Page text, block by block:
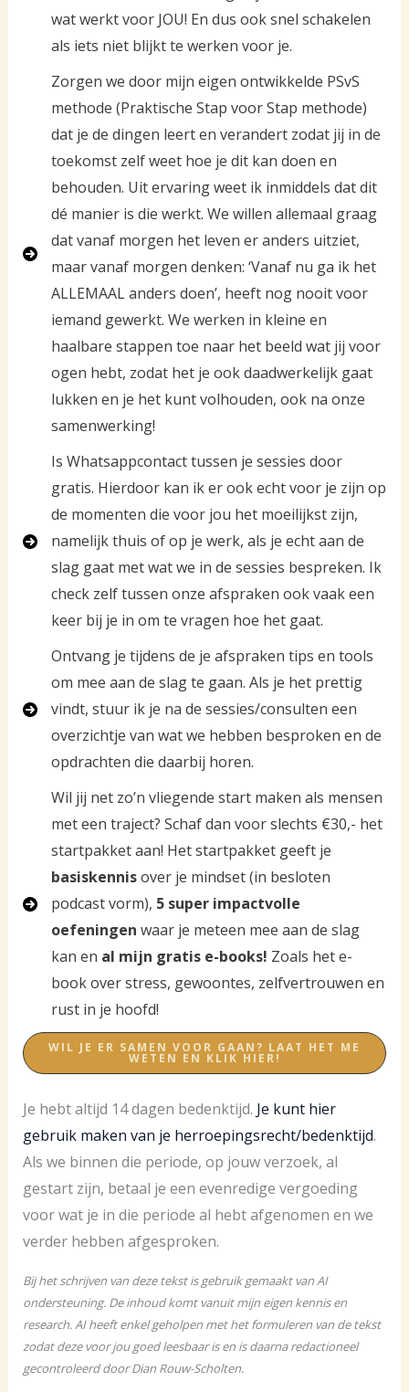
wat werkt voor JOU! En dus ook snel schakelen
als iets niet blijkt te werken voor je.
Zorgen we door mijn eigen ontwikkelde PSvS
methode (Praktische Stap voor Stap methode)
dat je de dingen leert en verandert zodat jij in de
toekomst zelf weet hoe je dit kan doen en
behouden. Uit ervaring weet ik inmiddels dat dit
dé manier is die werkt. We willen allemaal graag
dat vanaf morgen het leven er anders uitziet,
maar vanaf morgen denken: ‘Vanaf nu ga ik het
ALLEMAAL anders doen’, heeft nog nooit voor
iemand gewerkt. We werken in kleine en
haalbare stappen toe naar het beeld wat jij voor
ogen hebt, zodat het je ook daadwerkelijk gaat
lukken en je het kunt volhouden, ook na onze
samenwerking!
Is Whatsappcontact tussen je sessies door
gratis. Hierdoor kan ik er ook echt voor je zijn op
de momenten die voor jou het moeilijkst zijn,
namelijk thuis of op je werk, als je echt aan de
slag gaat met wat we in de sessies bespreken. Ik
check zelf tussen onze afspraken ook vaak een
keer bij je in om te vragen hoe het gaat.
Ontvang je tijdens de je afspraken tips en tools
om mee aan de slag te gaan. Als je het prettig
vindt, stuur ik je na de sessies/consulten een
overzichtje van wat we hebben besproken en de
opdrachten die daarbij horen.
Wil jij net zo’n vliegende start maken als mensen
met een traject? Schaf dan voor slechts €30,- het
startpakket aan! Het startpakket geeft je
basiskennisover je mindset (in besloten
podcast vorm), 5 super impactvolle
oefeningen waar je meteen mee aan de slag
kan en al mijn gratis e-books! Zoals het e-
book over stress, gewoontes, zelfvertrouwen en
rust in je hoofd!
WIL JE ER SAMEN VOOR GAAN? LAAT HET ME
WETEN EN KLIK HIER!
Je hebt altijd 14 dagen bedenktijd. Je kunt hier
gebruik maken van je herroepingsrecht/bedenktijd.
Als we binnen die periode, op jouw verzoek, al
gestart zijn, betaal je een evenredige vergoeding
voor wat je in die periode al hebt afgenomen en we
verder hebben afgesproken.
Bij het schrijven van deze tekst is gebruik gemaakt van AI
ondersteuning. De inhoud komt vanuit mijn eigen kennis en
research. AI heeft enkel geholpen met het formuleren van de tekst
zodat deze voor jou goed leesbaar is en is daarna redactioneel
gecontroleerd door Dian Rouw-Scholten.